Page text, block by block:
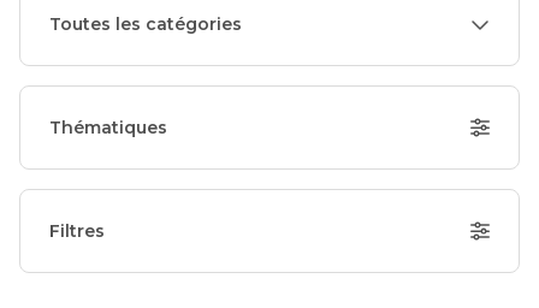
Toutes les catégories
Thématiques
Filtres